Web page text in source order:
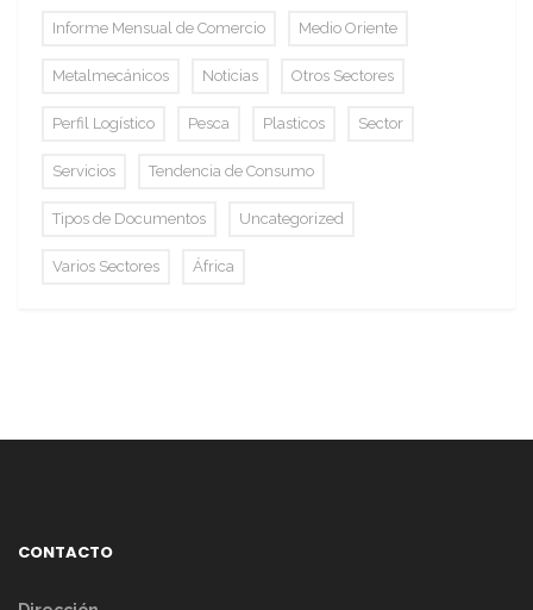
Informe Mensual de Comercio Medio Oriente
Metalmecánicos Noticias Otros Sectores
Perfil Logístico Pesca Plasticos Sector
Servicios Tendencia de Consumo
Tipos de Documentos Uncategorized
Varios Sectores África
CONTACTO